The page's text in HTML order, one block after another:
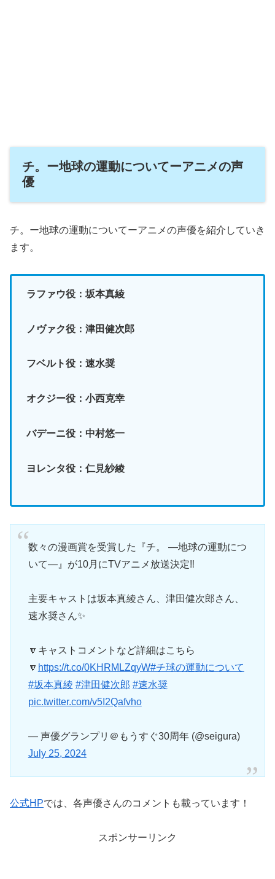
チ。ー地球の運動についてーアニメの声
優
チ。ー地球の運動についてーアニメの声優を紹介していき
ます。
ラファウ役：坂本真綾
ノヴァク役：津田健次郎
フベルト役：速水奨
オクジー役：小西克幸
バデーニ役：中村悠一
ヨレンタ役：仁見紗綾
数々の漫画賞を受賞した『チ。 ―地球の運動につ
いて―』が10月にTVアニメ放送決定‼️
主要キャストは坂本真綾さん、津田健次郎さん、
速水奨さん✨
🔽キャストコメントなど詳細はこちら
🔽 https://t.co/0KHRMLZqyW#チ球の運動について
#坂本真綾 #津田健次郎 #速水奨
pic.twitter.com/v5I2Qafvho
— 声優グランプリ＠もうすぐ30周年 (@seigura)
July 25, 2024
公式HPでは、各声優さんのコメントも載っています！
スポンサーリンク